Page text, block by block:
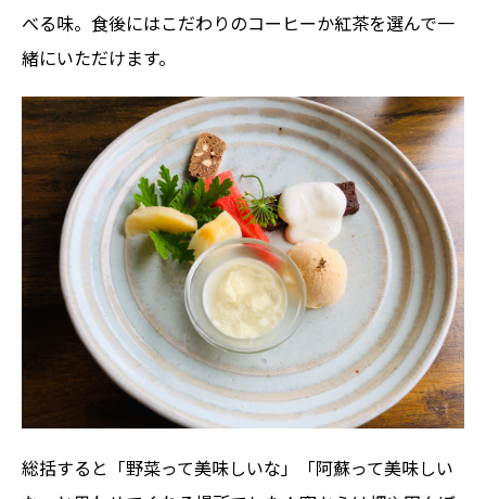
べる味。食後にはこだわりのコーヒーか紅茶を選んで一
緒にいただけます。
総括すると「野菜って美味しいな」「阿蘇って美味しい